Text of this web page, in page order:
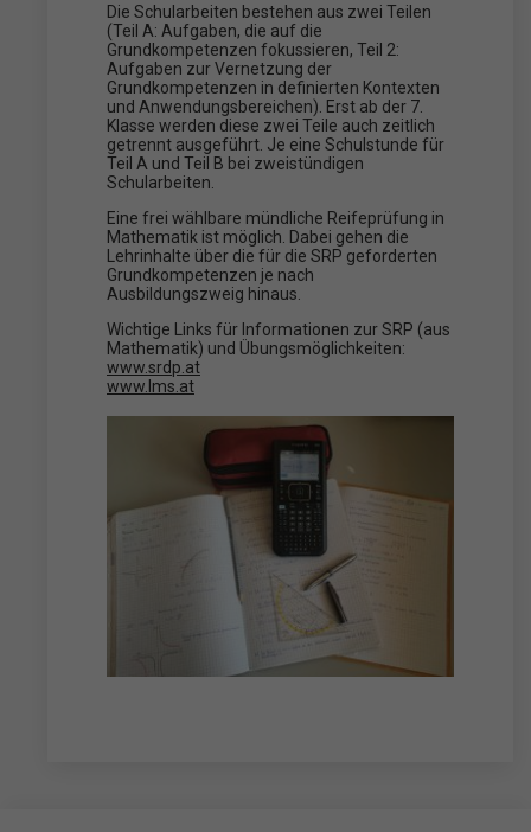
Die Schularbeiten bestehen aus zwei Teilen
(Teil A: Aufgaben, die auf die
Grundkompetenzen fokussieren, Teil 2:
Aufgaben zur Vernetzung der
Grundkompetenzen in definierten Kontexten
und Anwendungsbereichen). Erst ab der 7.
Klasse werden diese zwei Teile auch zeitlich
getrennt ausgeführt. Je eine Schulstunde für
Teil A und Teil B bei zweistündigen
Schularbeiten.
Eine frei wählbare mündliche Reifeprüfung in
Mathematik ist möglich. Dabei gehen die
Lehrinhalte über die für die SRP geforderten
Grundkompetenzen je nach
Ausbildungszweig hinaus.
Wichtige Links für Informationen zur SRP (aus
Mathematik) und Übungsmöglichkeiten:
www.srdp.at
www.lms.at